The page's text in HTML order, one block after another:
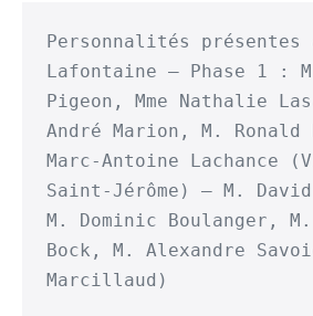
Personnalités présentes
Lafontaine – Phase 1 :
Pigeon, Mme Nathalie
André Marion, M. Ronald
Marc-Antoine Lachance
Saint-Jérôme) – M.
M. Dominic Boulanger,
Bock, M. Alexandre
Marcillaud)